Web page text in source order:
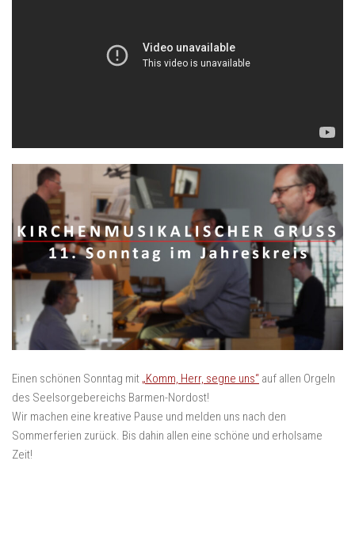
Einen schönen Sonntag mit „Komm, Herr, segne uns“ auf allen Orgeln
des Seelsorgebereichs Barmen-Nordost!
Wir machen eine kreative Pause und melden uns nach den
Sommerferien zurück. Bis dahin allen eine schöne und erholsame
Zeit!